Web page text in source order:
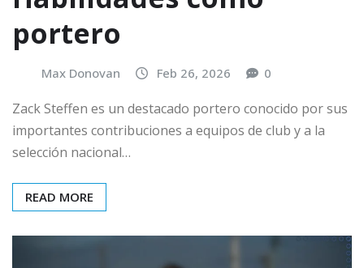
portero
Max Donovan Feb 26, 2026 0
Zack Steffen es un destacado portero conocido por sus
importantes contribuciones a equipos de club y a la
selección nacional…
READ MORE